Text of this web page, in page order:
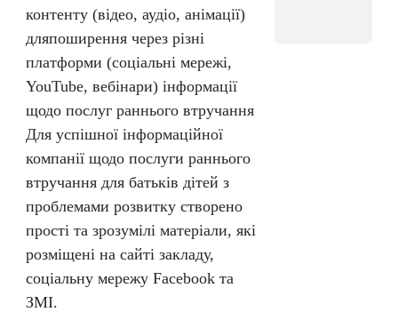
контенту (відео, аудіо, анімації)
дляпоширення через різні
платформи (соціальні мережі,
YouTube, вебінари) інформації
щодо послуг раннього втручання
Для успішної інформаційної
компанії щодо послуги раннього
втручання для батьків дітей з
проблемами розвитку створено
прості та зрозумілі матеріали, які
розміщені на сайті закладу,
соціальну мережу Facebook та
ЗМІ.